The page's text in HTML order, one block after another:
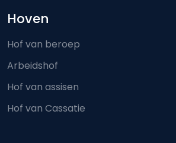
Hoven
Hof van beroep
Arbeidshof
Hof van assisen
Hof van Cassatie